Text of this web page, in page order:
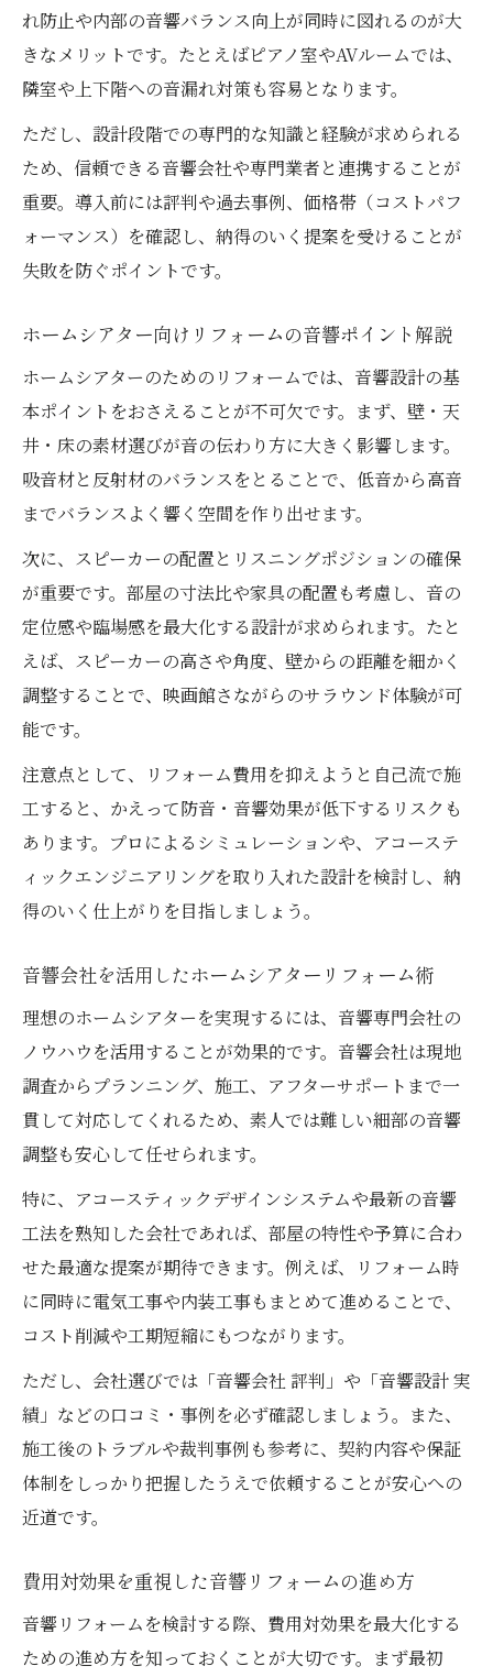
れ防止や内部の音響バランス向上が同時に図れるのが大
きなメリットです。たとえばピアノ室やAVルームでは、
隣室や上下階への音漏れ対策も容易となります。
ただし、設計段階での専門的な知識と経験が求められる
ため、信頼できる音響会社や専門業者と連携することが
重要。導入前には評判や過去事例、価格帯（コストパフ
ォーマンス）を確認し、納得のいく提案を受けることが
失敗を防ぐポイントです。
ホームシアター向けリフォームの音響ポイント解説
ホームシアターのためのリフォームでは、音響設計の基
本ポイントをおさえることが不可欠です。まず、壁・天
井・床の素材選びが音の伝わり方に大きく影響します。
吸音材と反射材のバランスをとることで、低音から高音
までバランスよく響く空間を作り出せます。
次に、スピーカーの配置とリスニングポジションの確保
が重要です。部屋の寸法比や家具の配置も考慮し、音の
定位感や臨場感を最大化する設計が求められます。たと
えば、スピーカーの高さや角度、壁からの距離を細かく
調整することで、映画館さながらのサラウンド体験が可
能です。
注意点として、リフォーム費用を抑えようと自己流で施
工すると、かえって防音・音響効果が低下するリスクも
あります。プロによるシミュレーションや、アコーステ
ィックエンジニアリングを取り入れた設計を検討し、納
得のいく仕上がりを目指しましょう。
音響会社を活用したホームシアターリフォーム術
理想のホームシアターを実現するには、音響専門会社の
ノウハウを活用することが効果的です。音響会社は現地
調査からプランニング、施工、アフターサポートまで一
貫して対応してくれるため、素人では難しい細部の音響
調整も安心して任せられます。
特に、アコースティックデザインシステムや最新の音響
工法を熟知した会社であれば、部屋の特性や予算に合わ
せた最適な提案が期待できます。例えば、リフォーム時
に同時に電気工事や内装工事もまとめて進めることで、
コスト削減や工期短縮にもつながります。
ただし、会社選びでは「音響会社 評判」や「音響設計 実
績」などの口コミ・事例を必ず確認しましょう。また、
施工後のトラブルや裁判事例も参考に、契約内容や保証
体制をしっかり把握したうえで依頼することが安心への
近道です。
費用対効果を重視した音響リフォームの進め方
音響リフォームを検討する際、費用対効果を最大化する
ための進め方を知っておくことが大切です。まず最初